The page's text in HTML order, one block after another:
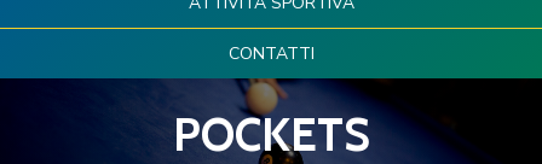
CONTATTI
POCKETS